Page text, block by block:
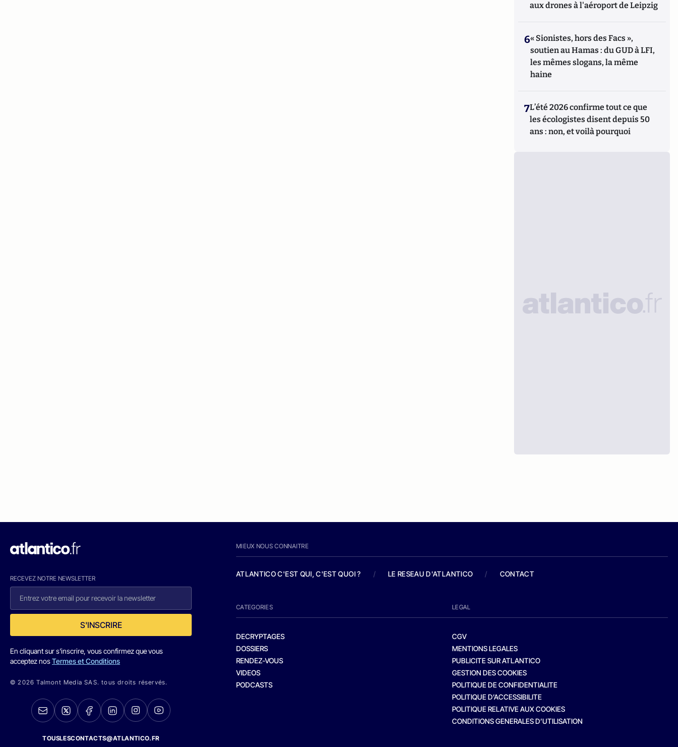
aux drones à l'aéroport de Leipzig
6« Sionistes, hors des Facs »,
soutien au Hamas : du GUD à LFI,
les mêmes slogans, la même
haine
7L’été 2026 confirme tout ce que
les écologistes disent depuis 50
ans : non, et voilà pourquoi
RECEVEZ NOTRE NEWSLETTER
S'INSCRIRE
En cliquant sur s'inscrire, vous confirmez que vous
acceptez nosTermes et Conditions
© 2026 Talmont Media SAS. tous droits réservés.
TOUSLESCONTACTS@ATLANTICO.FR
MIEUX NOUS CONNAITRE
ATLANTICO C'EST QUI, C'EST QUOI ? / LE RESEAU D'ATLANTICO / CONTACT
CATEGORIES
DECRYPTAGES
DOSSIERS
RENDEZ-VOUS
VIDEOS
PODCASTS
LEGAL
CGV
MENTIONS LEGALES
PUBLICITE SUR ATLANTICO
GESTION DES COOKIES
POLITIQUE DE CONFIDENTIALITE
POLITIQUE D’ACCESSIBILITE
POLITIQUE RELATIVE AUX COOKIES
CONDITIONS GENERALES D’UTILISATION